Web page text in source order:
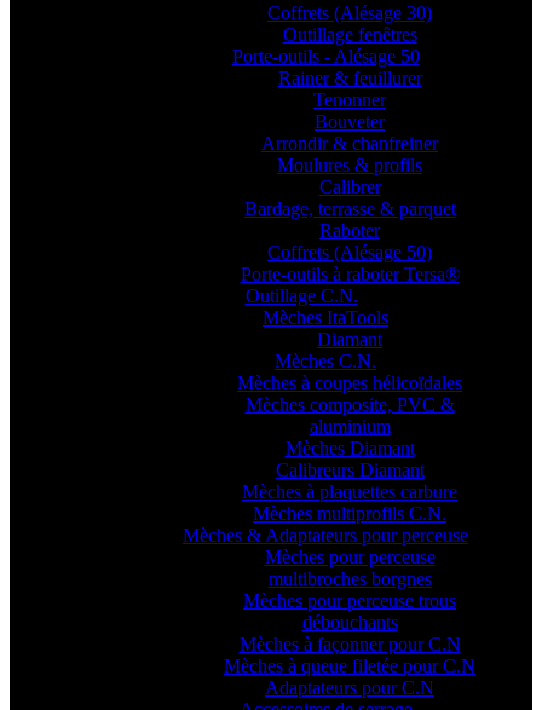
Coffrets (Alésage 30)
Outillage fenêtres
Porte-outils - Alésage 50
Rainer & feuillurer
Tenonner
Bouveter
Arrondir & chanfreiner
Moulures & profils
Calibrer
Bardage, terrasse & parquet
Raboter
Coffrets (Alésage 50)
Porte-outils à raboter Tersa®
Outillage C.N.
Mèches ItaTools
Diamant
Mèches C.N.
Mèches à coupes hélicoïdales
Mèches composite, PVC &
aluminium
Mèches Diamant
Calibreurs Diamant
Mèches à plaquettes carbure
Mèches multiprofils C.N.
Mèches & Adaptateurs pour perceuse
Mèches pour perceuse
multibroches borgnes
Mèches pour perceuse trous
débouchants
Mèches à façonner pour C.N
Mèches à queue filetée pour C.N
Adaptateurs pour C.N